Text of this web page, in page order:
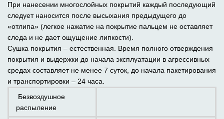
При нанесении многослойных покрытий каждый последующий
следует наносится после высыхания предыдущего до
«отлипа» (легкое нажатие на покрытие пальцем не оставляет
следа и не дает ощущение липкости).
Сушка покрытия – естественная. Время полного отверждения
покрытия и выдержки до начала эксплуатации в агрессивных
средах составляет не менее 7 суток, до начала пакетирования
и транспортировки – 24 часа.
Безвоздушное
распыление